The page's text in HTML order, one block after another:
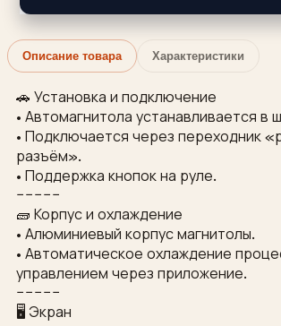
Описание товара Характеристики
🚗 Установка и подключение
• Автомагнитола устанавливается в
• Подключается через переходник
разъём».
• Поддержка кнопок на руле.
−−−−−
🧱 Корпус и охлаждение
• Алюминиевый корпус магнитолы.
• Автоматическое охлаждение
управлением через приложение.
−−−−−
🖥 Экран